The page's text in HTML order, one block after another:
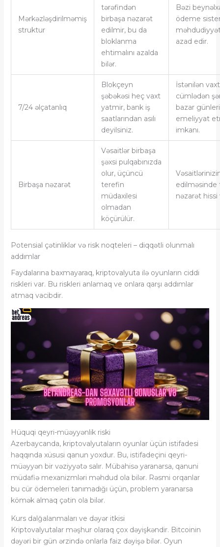
Mərkəzləşdirilməmiş
struktur
tərəfindən
birbaşa nəzarət
edilmir, bu da
bloklanma
ehtimalını azalda
bilər.
Bəzi
ödeme
azad edir.
7/24 əlçatanlıq
Blokçeyn
şəbəkəsi heç vaxt
yatmir, bank iş
saatlarından asılı
deyilsiniz.
İstənilən
cümlədən
bazar günleri
emeliyyat
imkanı.
Birbaşa nəzarət
Vəsaitlər birbaşa
şəxsi pulqabınızda
olur, üçüncü
terefin
müdaxilesi
olmadan
köçürülür.
edilməsinde
nəzarət hissi
Potensial çətinliklər və risk noqteleri – diqqətli olunmalı
addımlar
Faydalarına baxmayaraq, kriptovalyuta ilə oyunların ciddi
riskleri var. Bu riskleri anlamaq ve onlara qarşı addımlar
atmaq vacibdir.
Hüquqi qeyri-müəyyənlik riski
Azerbaycanda, kriptovalyutaların oyunlar üçün istifadesi
haqqında xüsusi qanun yoxdur. Bu, istifadeçini qeyri-
müəyyən bir vəziyyətə salır. Mübahisə yaranarsa, qanuni
müdafiə mexanizmləri məhdud ola bilər. Rəsmi orqanlar
bu cür ödemeleri tanımadığı üçün, problem yaranarsa
kömək almaq çətin ola bilər.
Kurs dalğalanmaları ve dəyər itkisi
Kriptovalyutalar məşhur olaraq çox dəyişkəndir. Bitcoinin
dəyəri bir gün ərzində onlarla faiz dəyişə bilər. Oyun